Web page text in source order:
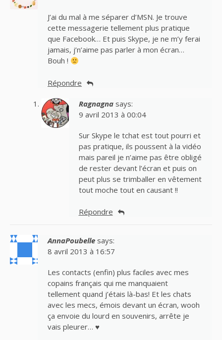
J’ai du mal à me séparer d’MSN. Je trouve
cette messagerie tellement plus pratique
que Facebook… Et puis Skype, je ne m’y ferai
jamais, j’n’aime pas parler à mon écran…
Bouh !
Répondre
Ragnagna says:
9 avril 2013 à 00:04
Sur Skype le tchat est tout pourri et
pas pratique, ils poussent à la vidéo
mais pareil je n’aime pas être obligé
de rester devant l’écran et puis on
peut plus se trimballer en vêtement
tout moche tout en causant !!
Répondre
AnnaPoubelle says:
8 avril 2013 à 16:57
Les contacts (enfin) plus faciles avec mes
copains français qui me manquaient
tellement quand j’étais là-bas! Et les chats
avec les mecs, émois devant un écran, wooh
ça envoie du lourd en souvenirs, arrête je
vais pleurer… ♥